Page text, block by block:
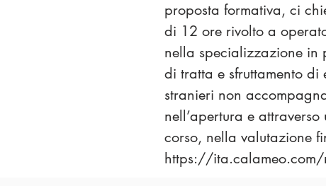
proposta formativa, ci
di 12 ore rivolto a
nella specializzazione in
di tratta e sfruttamento
stranieri non
nell’apertura e
corso, nella valutazione
https://